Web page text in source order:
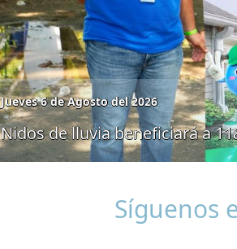
Jueves 6 de Agosto del 2026
Nidos de lluvia beneficiará a
Síguenos